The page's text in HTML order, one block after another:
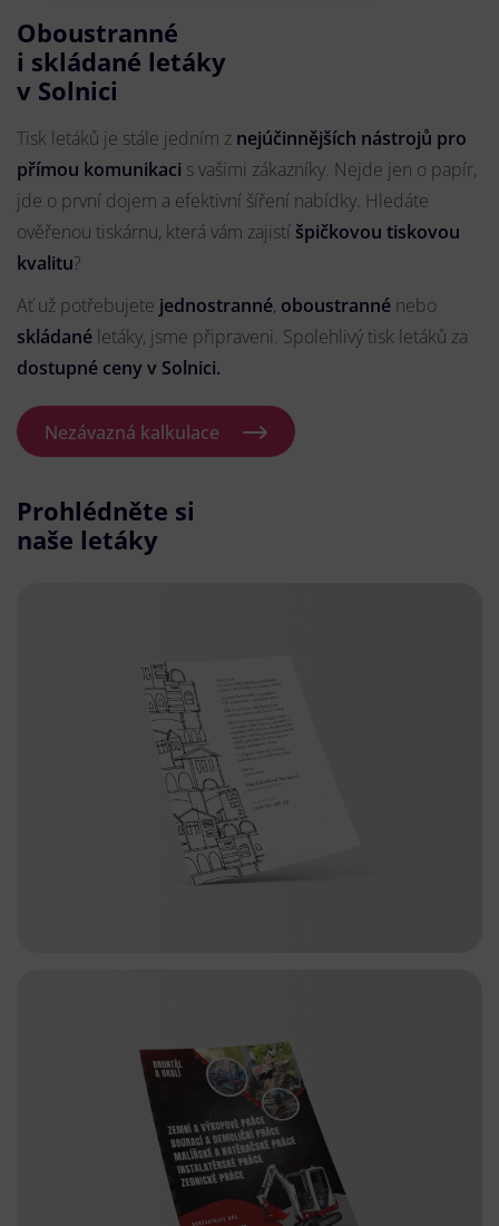
Oboustranné
i skládané letáky
v Solnici
Tisk letáků je stále jedním z nejúčinnějších nástrojů pro
přímou komunikaci s vašimi zákazníky. Nejde jen o papír,
jde o první dojem a efektivní šíření nabídky. Hledáte
ověřenou tiskárnu, která vám zajistí špičkovou tiskovou
kvalitu?
Ať už potřebujete jednostranné, oboustranné nebo
skládané letáky, jsme připraveni. Spolehlivý tisk letáků za
dostupné ceny v Solnici.
Nezávazná kalkulace
Prohlédněte si
naše letáky